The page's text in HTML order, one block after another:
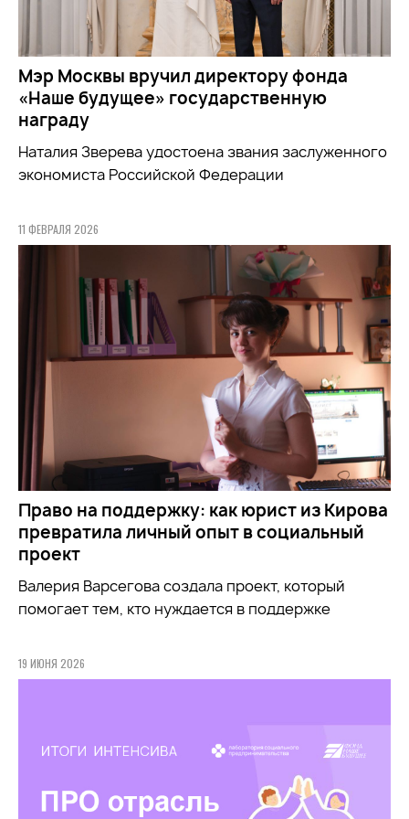
Мэр Москвы вручил директору фонда
«Наше будущее» государственную
награду
Наталия Зверева удостоена звания заслуженного
экономиста Российской Федерации
11 ФЕВРАЛЯ 2026
Право на поддержку: как юрист из Кирова
превратила личный опыт в социальный
проект
Валерия Варсегова создала проект, который
помогает тем, кто нуждается в поддержке
19 ИЮНЯ 2026